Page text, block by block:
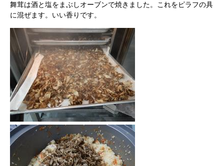
舞茸は酒と塩をまぶしオーブンで焼きました。これをピラフの具
に混ぜます。いい香りです。